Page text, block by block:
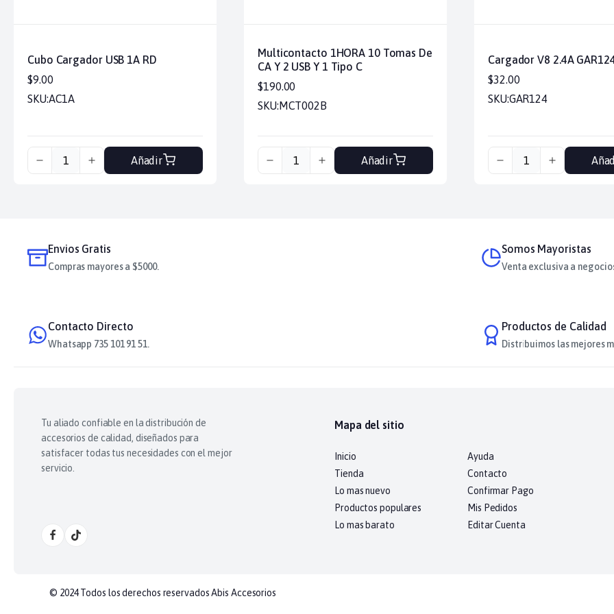
Cubo Cargador USB 1A RD
$9.00
SKU:AC1A
Añadir
Multicontacto 1HORA 10 Tomas De
CA Y 2 USB Y 1 Tipo C
$190.00
SKU:MCT002B
Añadir
Cargador V8 2.4A
$32.00
SKU:GAR124
Envios Gratis
Compras mayores a $5000.
Somos Mayoristas
Venta exclusiva a
Contacto Directo
Whatsapp 735 101 91 51.
Productos de Calidad
Distribuimos las mejores
Tu aliado confiable en la distribución de
accesorios de calidad, diseñados para
satisfacer todas tus necesidades con el mejor
servicio.
Mapa del sitio
Inicio
Tienda
Lo mas nuevo
Productos populares
Lo mas barato
Ayuda
Contacto
Confirmar Pago
Mis Pedidos
Editar Cuenta
© 2024 Todos los derechos reservados Abis Accesorios